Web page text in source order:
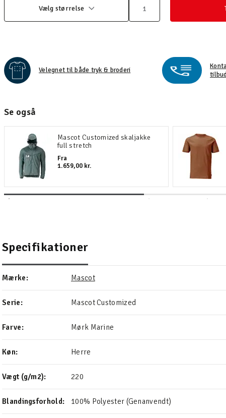
Vælg størrelse
Velegnet til både tryk & broderi
Se også
Mascot Customized skaljakke
full stretch
Fra
1.659,00 kr.
Specifikationer
Mærke: Mascot
Serie: Mascot Customized
Farve: Mørk Marine
Køn: Herre
Vægt (g/m2): 220
Blandingsforhold: 100% Polyester (Genanvendt)